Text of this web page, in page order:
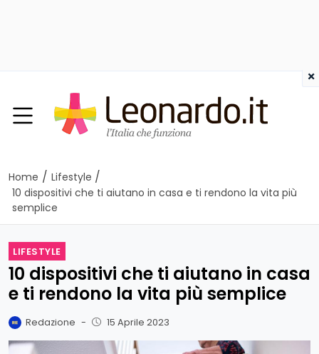
Home / Lifestyle /
10 dispositivi che ti aiutano in casa e ti rendono la vita più
semplice
LIFESTYLE
10 dispositivi che ti aiutano in casa
e ti rendono la vita più semplice
Redazione - 15 Aprile 2023
×